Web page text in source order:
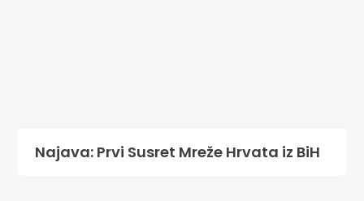
Najava: Prvi Susret Mreže Hrvata iz BiH